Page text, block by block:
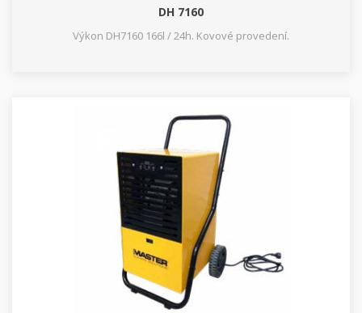
DH 7160
Výkon DH7160 166l / 24h. Kovové provedení.